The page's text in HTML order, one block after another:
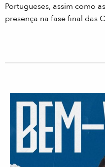
Portugueses, assim como
presença na fase final das